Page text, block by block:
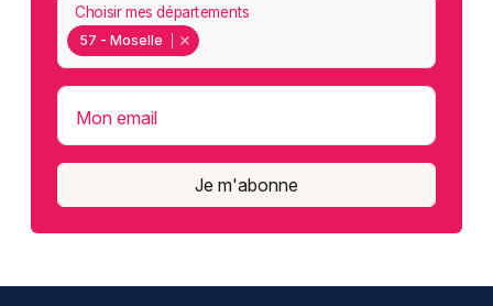
57 - Moselle
Choisir mes départements
Mon email
Je m'abonne